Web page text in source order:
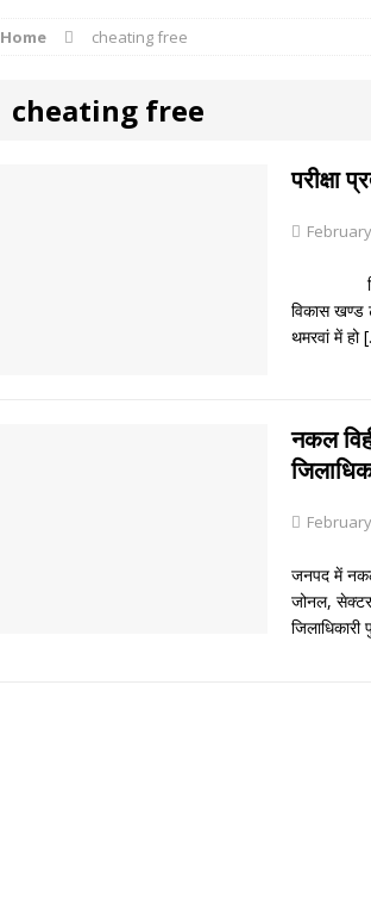
[ August 6, 2026 ] जय
Home cheating free
cheating free
परीक्षा
विकास खण्ड
थमरवां में हो
नकल
जनपद में नकल
जोनल,